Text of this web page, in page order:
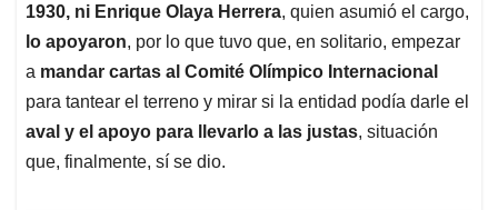
1930, ni Enrique Olaya Herrera, quien asumió el cargo,
lo apoyaron, por lo que tuvo que, en solitario, empezar
a mandar cartas al Comité Olímpico Internacional
para tantear el terreno y mirar si la entidad podía darle el
aval y el apoyo para llevarlo a las justas, situación
que, finalmente, sí se dio.